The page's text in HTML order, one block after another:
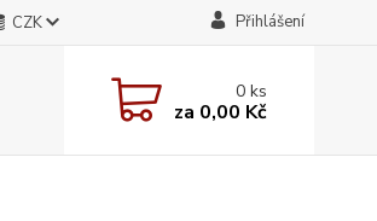
CZK Přihlášení
0ks
za 0,00 Kč